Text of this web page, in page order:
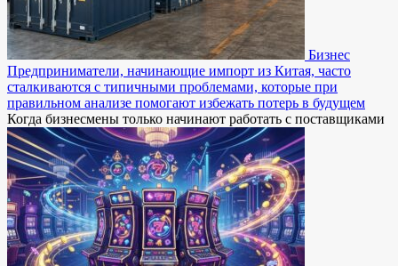
Бизнес
Предприниматели, начинающие импорт из Китая, часто
сталкиваются с типичными проблемами, которые при
правильном анализе помогают избежать потерь в будущем
Когда бизнесмены только начинают работать с поставщиками